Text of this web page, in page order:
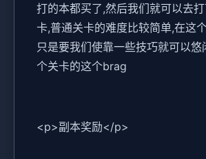
打的本都买了,然后我们就可以去
卡,普通关卡的难度比较简单,在这
只是要我们使靠一些技巧就可以悠
个关卡的这个brag
<p>副本奖励</p>